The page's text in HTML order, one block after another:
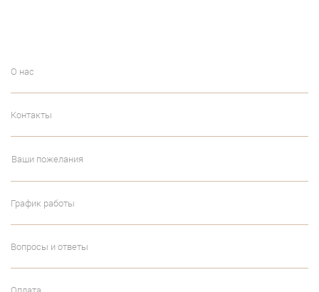
О нас
Контакты
Ваши пожелания
График работы
Вопросы и ответы